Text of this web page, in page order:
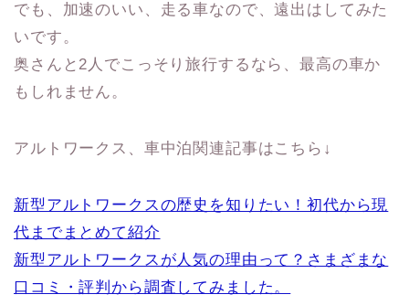
でも、加速のいい、走る車なので、遠出はしてみた
いです。
奥さんと2人でこっそり旅行するなら、最高の車か
もしれません。
アルトワークス、車中泊関連記事はこちら↓
新型アルトワークスの歴史を知りたい！初代から現
代までまとめて紹介
新型アルトワークスが人気の理由って？さまざまな
口コミ・評判から調査してみました。